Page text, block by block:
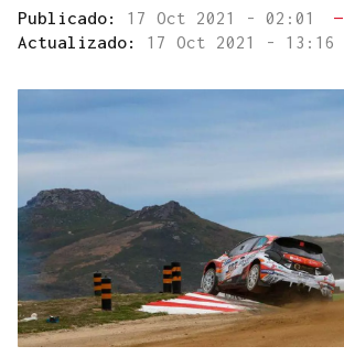
Publicado: 17 Oct 2021 - 02:01
—
Actualizado: 17 Oct 2021 - 13:16